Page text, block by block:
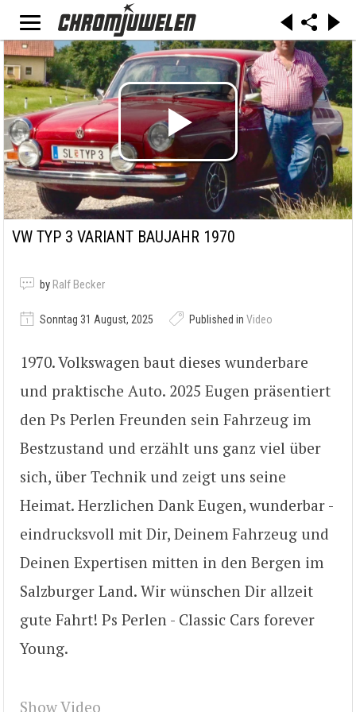
VW TYP 3 VARIANT BAUJAHR 1970
by Ralf Becker
Sonntag 31 August, 2025 Published in Video
1970. Volkswagen baut dieses wunderbare
und praktische Auto. 2025 Eugen präsentiert
den Ps Perlen Freunden sein Fahrzeug im
Bestzustand und erzählt uns ganz viel über
sich, über Technik und zeigt uns seine
Heimat. Herzlichen Dank Eugen, wunderbar -
eindrucksvoll mit Dir, Deinem Fahrzeug und
Deinen Expertisen mitten in den Bergen im
Salzburger Land. Wir wünschen Dir allzeit
gute Fahrt! Ps Perlen - Classic Cars forever
Young.
Show Video